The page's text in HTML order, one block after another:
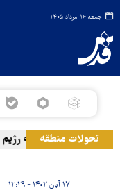
جمعه ۱۶ مرداد ۱۴۰۵
تحولات منطقهحمله رژیم
۱۷ آبان ۱۴۰۲ - ۱۲:۲۹